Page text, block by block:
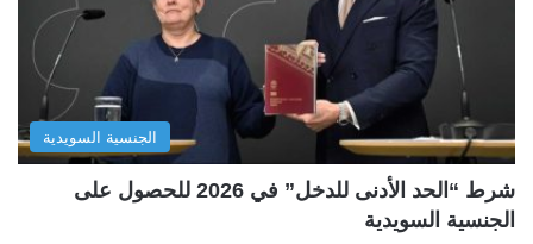
الجنسية السويدية
شرط “الحد الأدنى للدخل” في 2026 للحصول على
الجنسية السويدية